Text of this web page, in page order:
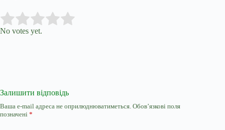
Rate this item:
No votes yet.
Залишити відповідь
Ваша e-mail адреса не оприлюднюватиметься. Обов’язкові поля
позначені *